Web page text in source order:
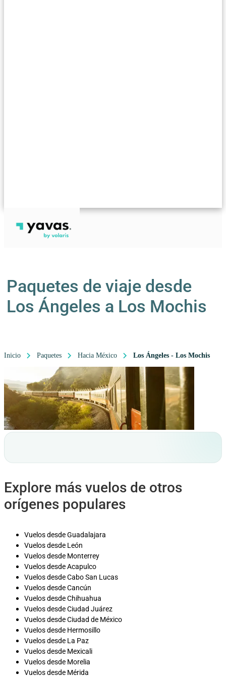
Paquetes de viaje desde
Los Ángeles a Los Mochis
Inicio Paquetes Hacia México Los Ángeles - Los Mochis
Explore más vuelos de otros
orígenes populares
Vuelos desde Guadalajara
Vuelos desde León
Vuelos desde Monterrey
Vuelos desde Acapulco
Vuelos desde Cabo San Lucas
Vuelos desde Cancún
Vuelos desde Chihuahua
Vuelos desde Ciudad Juárez
Vuelos desde Ciudad de México
Vuelos desde Hermosillo
Vuelos desde La Paz
Vuelos desde Mexicali
Vuelos desde Morelia
Vuelos desde Mérida